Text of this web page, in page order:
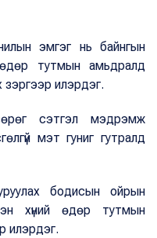
эмгэг нь байнгын
тутмын амьдралд
зэргээр илэрдэг.
сэтгэл мэдрэмж
мэт гуниг гутралд
бодисын ойрын
хүний өдөр тутмын
илэрдэг.